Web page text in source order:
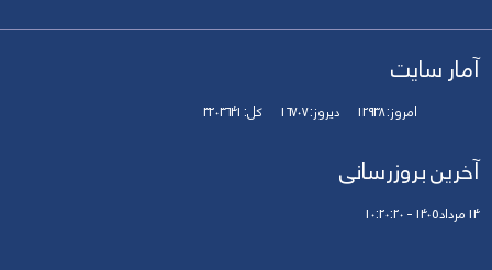
آمار سایت
امروز:12938 دیروز:16707 کل:3203641
آخرین بروزرسانی
14 مرداد 1405 - 10:20:20